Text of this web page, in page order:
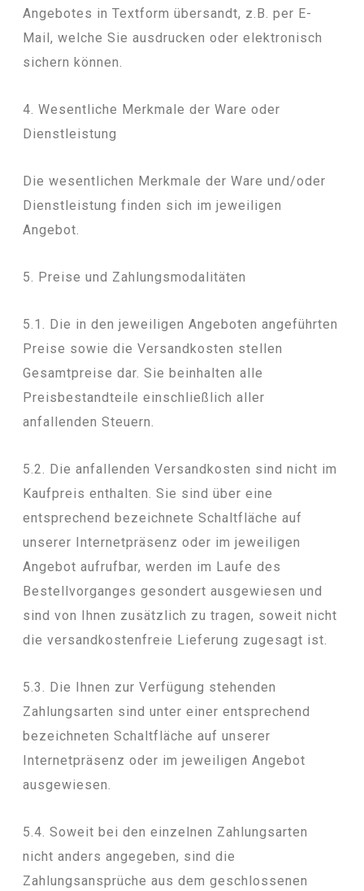
Angebotes in Textform übersandt, z.B. per E-
Mail, welche Sie ausdrucken oder elektronisch
sichern können.
4. Wesentliche Merkmale der Ware oder
Dienstleistung
Die wesentlichen Merkmale der Ware und/oder
Dienstleistung finden sich im jeweiligen
Angebot.
5. Preise und Zahlungsmodalitäten
5.1. Die in den jeweiligen Angeboten angeführten
Preise sowie die Versandkosten stellen
Gesamtpreise dar. Sie beinhalten alle
Preisbestandteile einschließlich aller
anfallenden Steuern.
5.2. Die anfallenden Versandkosten sind nicht im
Kaufpreis enthalten. Sie sind über eine
entsprechend bezeichnete Schaltfläche auf
unserer Internetpräsenz oder im jeweiligen
Angebot aufrufbar, werden im Laufe des
Bestellvorganges gesondert ausgewiesen und
sind von Ihnen zusätzlich zu tragen, soweit nicht
die versandkostenfreie Lieferung zugesagt ist.
5.3. Die Ihnen zur Verfügung stehenden
Zahlungsarten sind unter einer entsprechend
bezeichneten Schaltfläche auf unserer
Internetpräsenz oder im jeweiligen Angebot
ausgewiesen.
5.4. Soweit bei den einzelnen Zahlungsarten
nicht anders angegeben, sind die
Zahlungsansprüche aus dem geschlossenen